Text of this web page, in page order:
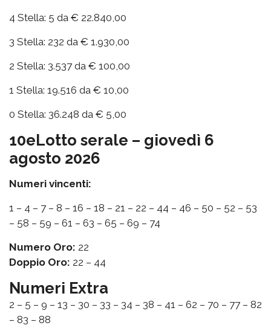
4 Stella: 5 da € 22.840,00
3 Stella: 232 da € 1.930,00
2 Stella: 3.537 da € 100,00
1 Stella: 19.516 da € 10,00
0 Stella: 36.248 da € 5,00
10eLotto serale – giovedì 6
agosto 2026
Numeri vincenti:
1 – 4 – 7 – 8 – 16 – 18 – 21 – 22 – 44 – 46 – 50 – 52 – 53
– 58 – 59 – 61 – 63 – 65 – 69 – 74
Numero Oro: 22
Doppio Oro: 22 – 44
Numeri Extra
2 – 5 – 9 – 13 – 30 – 33 – 34 – 38 – 41 – 62 – 70 – 77 – 82
– 83 – 88